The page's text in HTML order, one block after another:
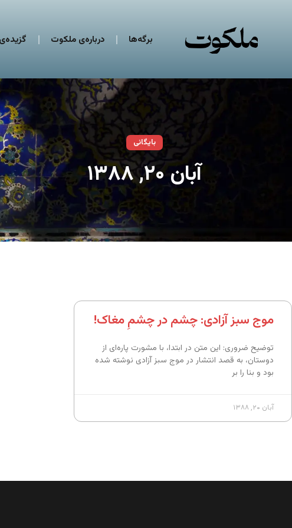
برگه‌ها درباره‌ی ملکوت
بایگانی
آبان ۲۰, ۱۳۸۸
موج سبز آزادی: چشم در چشمِ مغاک!
توضیح ضروری: این متن در ابتدا، با مشورت پاره‌ای از
دوستان، به قصد انتشار در موج سبز آزادی نوشته شده
بود و بنا را بر
آبان ۲۰, ۱۳۸۸